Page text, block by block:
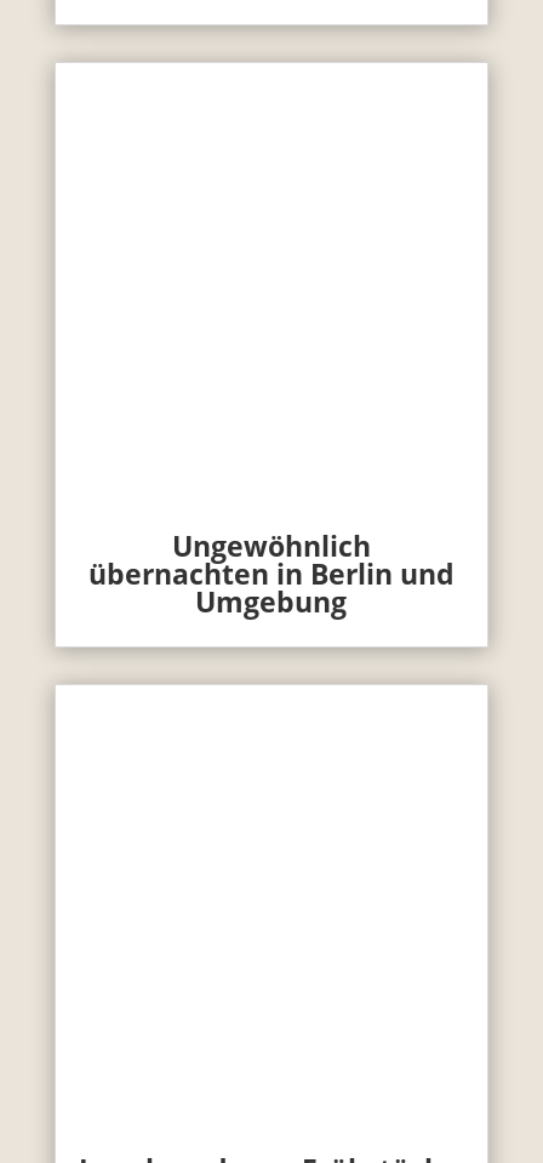
Ungewöhnlich
übernachten in Berlin und
Umgebung